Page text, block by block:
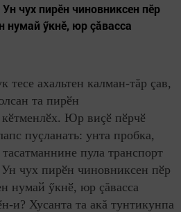
чух пирӗн чиновниксен пӗр
нумай ӳкнӗ, юр çăвасса
тесе ахальтен калман-тăр çав,
та пирӗн
Юр виçӗ пӗрчӗ
пуçланать: унта пробка,
пула транспорт
чух пирӗн чиновниксен пӗр
нумай ӳкнӗ, юр çăвасса
и? Хусанта та акă тунтикунпа